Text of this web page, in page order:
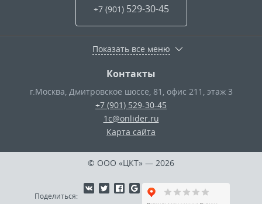
+7 (901) 529-30-45
Показать все меню
Контакты
г.Москва Дмитровское шоссе, 81, офис 211, этаж 3
+7 (901) 529-30-45
1c@onlider.ru
Карта сайта
© ООО «ЦКТ» — 2026
Поделиться: